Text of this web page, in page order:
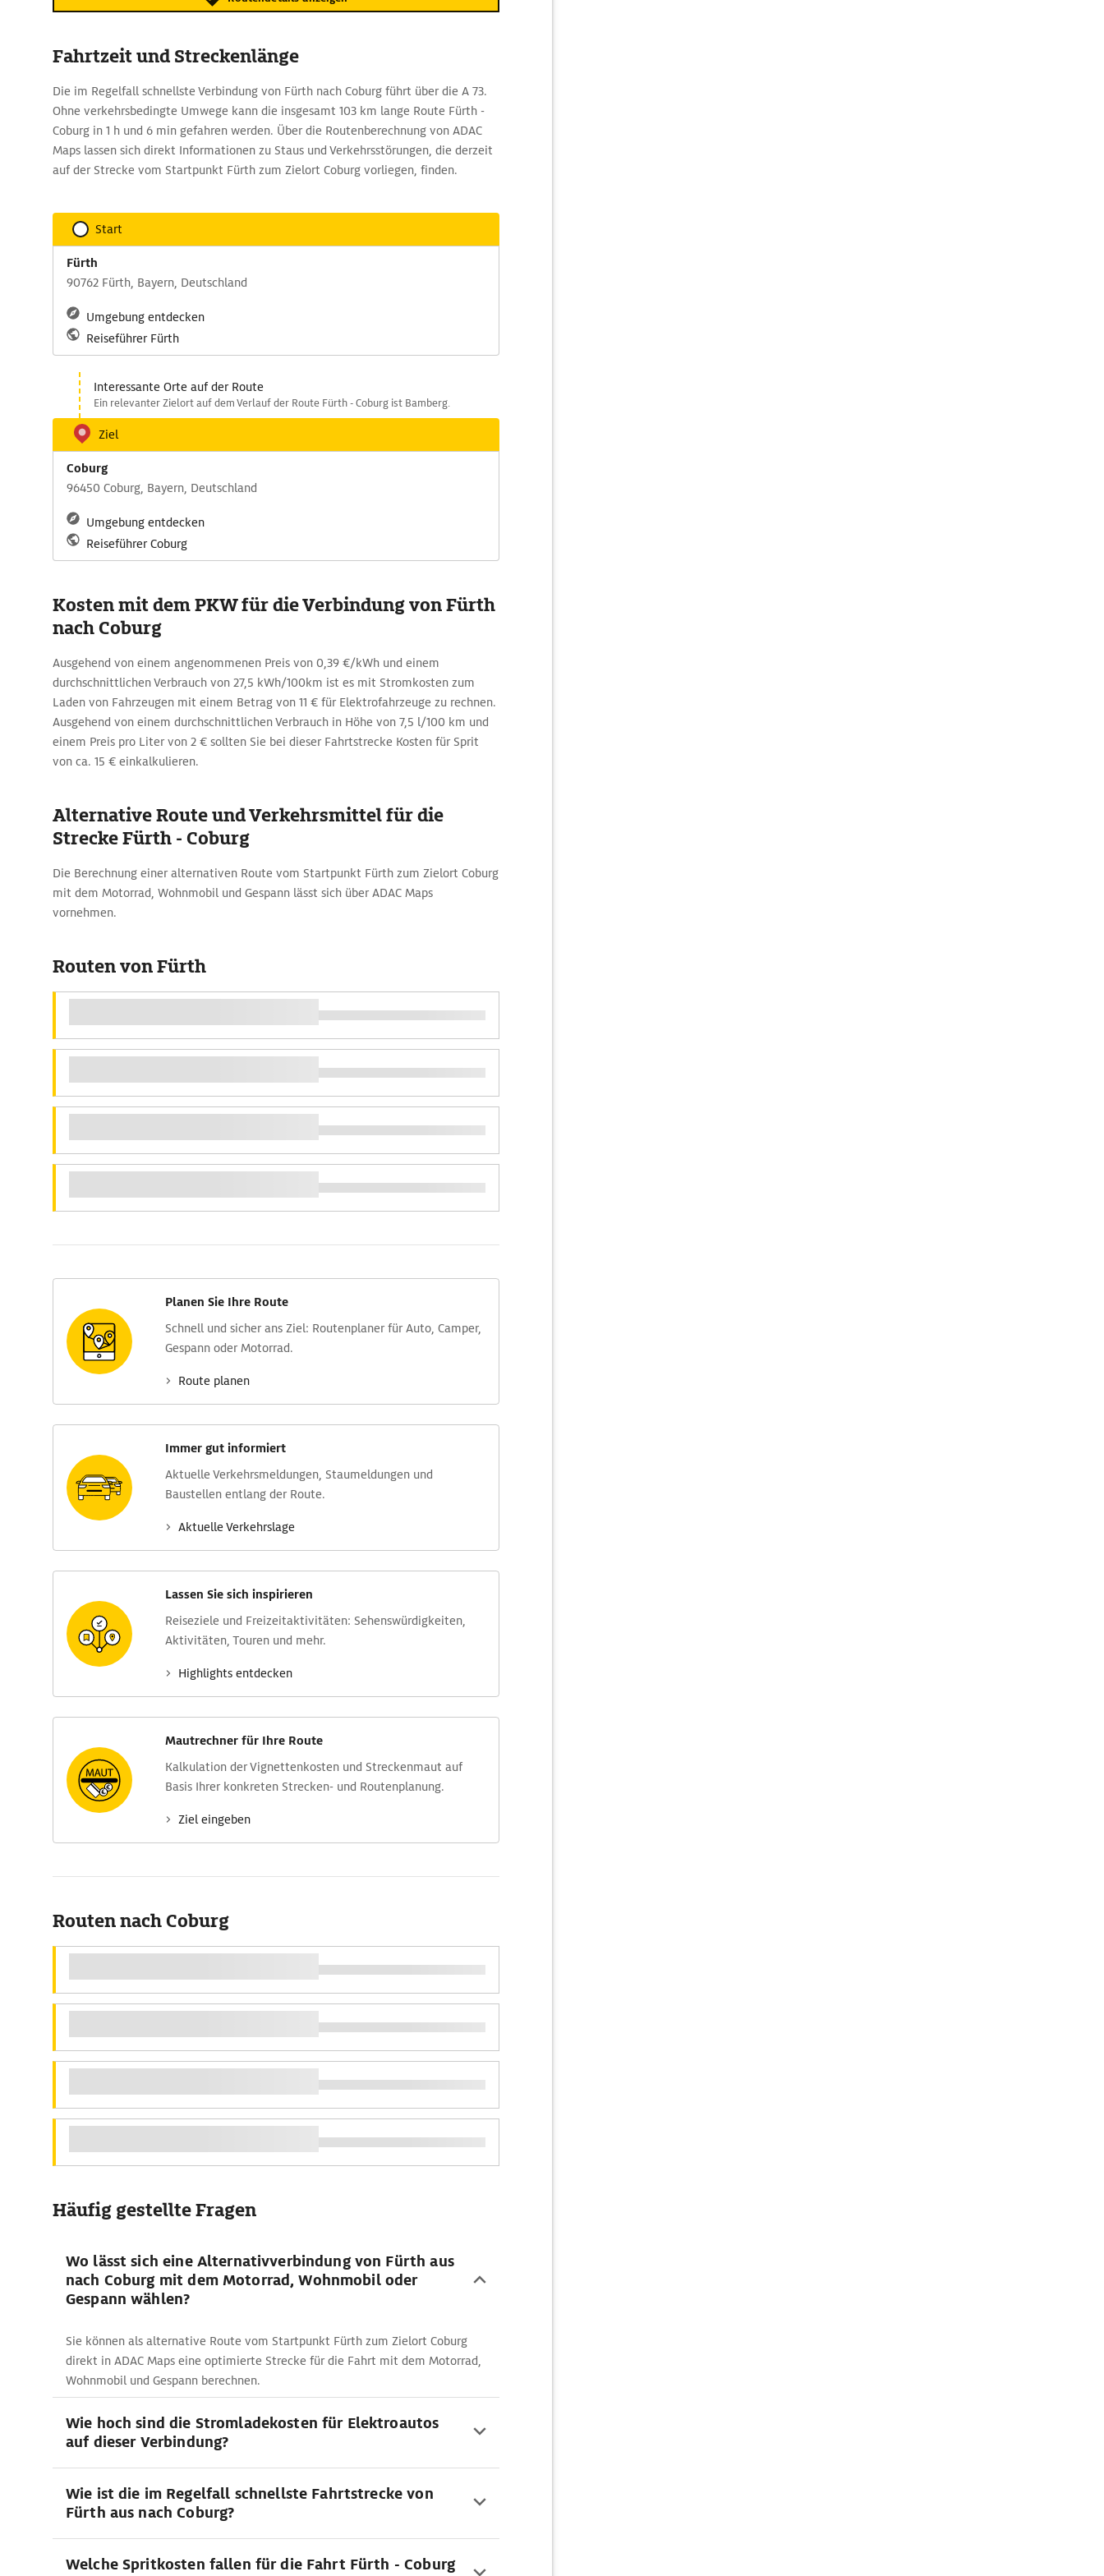
Fahrtzeit und Streckenlänge
Die im Regelfall schnellste Verbindung von Fürth nach Coburg führt über die A 73.
Ohne verkehrsbedingte Umwege kann die insgesamt 103 km lange Route Fürth -
Coburg in 1 h und 6 min gefahren werden. Über die Routenberechnung von ADAC
Maps lassen sich direkt Informationen zu Staus und Verkehrsstörungen, die derzeit
auf der Strecke vom Startpunkt Fürth zum Zielort Coburg vorliegen, finden.
Start
Fürth
90762 Fürth, Bayern, Deutschland
Umgebung entdecken
Reiseführer Fürth
Interessante Orte auf der Route
Ein relevanter Zielort auf dem Verlauf der Route Fürth - Coburg ist Bamberg.
Ziel
Coburg
96450 Coburg, Bayern, Deutschland
Umgebung entdecken
Reiseführer Coburg
Kosten mit dem PKW für die Verbindung von Fürth
nach Coburg
Ausgehend von einem angenommenen Preis von 0,39 €/kWh und einem
durchschnittlichen Verbrauch von 27,5 kWh/100km ist es mit Stromkosten zum
Laden von Fahrzeugen mit einem Betrag von 11 € für Elektrofahrzeuge zu rechnen.
Ausgehend von einem durchschnittlichen Verbrauch in Höhe von 7,5 l/100 km und
einem Preis pro Liter von 2 € sollten Sie bei dieser Fahrtstrecke Kosten für Sprit
von ca. 15 € einkalkulieren.
Alternative Route und Verkehrsmittel für die
Strecke Fürth - Coburg
Die Berechnung einer alternativen Route vom Startpunkt Fürth zum Zielort Coburg
mit dem Motorrad, Wohnmobil und Gespann lässt sich über ADAC Maps
vornehmen.
Routen von Fürth
Planen Sie Ihre Route
Schnell und sicher ans Ziel: Routen­planer für Auto, Camper,
Gespann oder Motorrad.
Route planen
Immer gut informiert
Aktuelle Verkehrs­meldungen, Stau­meldungen und
Baustellen entlang der Route.
Aktuelle Verkehrs­lage
Lassen Sie sich inspirieren
Reise­ziele und Freizeit­aktivitäten: Sehens­würdig­keiten,
Aktivitäten, Touren und mehr.
Highlights entdecken
Mautrechner für Ihre Route
Kalkulation der Vignettenkosten und Streckenmaut auf
Basis Ihrer konkreten Strecken- und Routenplanung.
Ziel eingeben
Routen nach Coburg
Häufig gestellte Fragen
Wo lässt sich eine Alternativverbindung von Fürth aus
nach Coburg mit dem Motorrad, Wohnmobil oder
Gespann wählen?
Sie können als alternative Route vom Startpunkt Fürth zum Zielort Coburg
direkt in ADAC Maps eine optimierte Strecke für die Fahrt mit dem Motorrad,
Wohnmobil und Gespann berechnen.
Wie hoch sind die Stromladekosten für Elektroautos
auf dieser Verbindung?
Wie ist die im Regelfall schnellste Fahrtstrecke von
Fürth aus nach Coburg?
Welche Spritkosten fallen für die Fahrt Fürth - Coburg